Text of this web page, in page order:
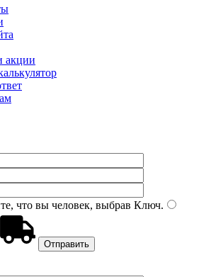
акции
что вы человек, выбрав Ключ.